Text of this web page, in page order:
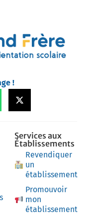
!
Services aux
Établissements
Revendiquer
un
établissement
Promouvoir
mon
établissement